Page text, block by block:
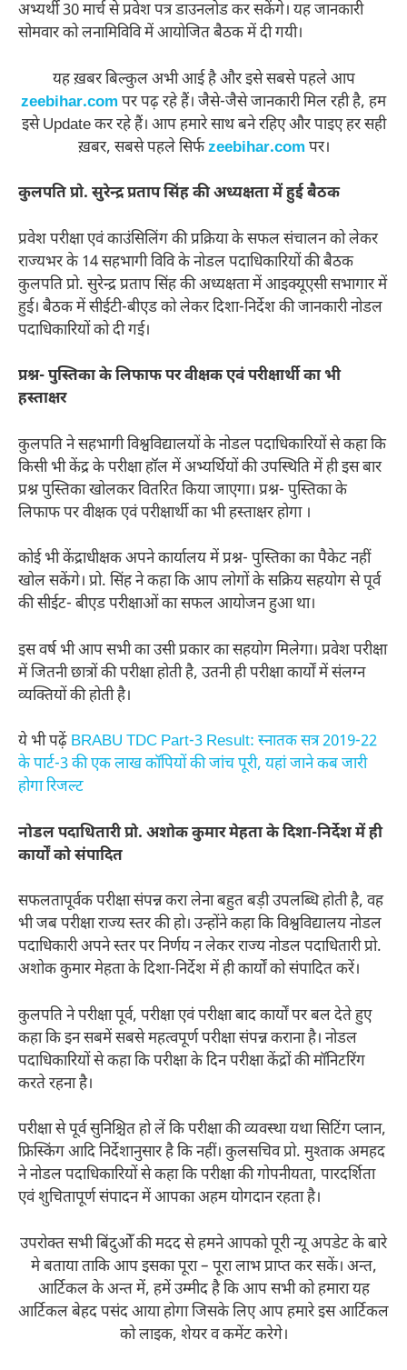
अभ्यर्थी 30 मार्च से प्रवेश पत्र डाउनलोड कर सकेंगे। यह जानकारी
सोमवार को लनामिविवि में आयोजित बैठक में दी गयी।
यह ख़बर बिल्कुल अभी आई है और इसे सबसे पहले आप
zeebihar.com पर पढ़ रहे हैं। जैसे-जैसे जानकारी मिल रही है, हम
इसे Update कर रहे हैं। आप हमारे साथ बने रहिए और पाइए हर सही
ख़बर, सबसे पहले सिर्फzeebihar.com पर।
कुलपति प्रो. सुरेन्द्र प्रताप सिंह की अध्यक्षता में हुई बैठक
प्रवेश परीक्षा एवं काउंसिलिंग की प्रक्रिया के सफल संचालन को लेकर
राज्यभर के 14 सहभागी विवि के नोडल पदाधिकारियों की बैठक
कुलपति प्रो. सुरेन्द्र प्रताप सिंह की अध्यक्षता में आइक्यूएसी सभागार में
हुई। बैठक में सीईटी-बीएड को लेकर दिशा-निर्देश की जानकारी नोडल
पदाधिकारियों को दी गई।
प्रश्न- पुस्तिका के लिफाफ पर वीक्षक एवं परीक्षार्थी का भी
हस्ताक्षर
कुलपति ने सहभागी विश्वविद्यालयों के नोडल पदाधिकारियों से कहा कि
किसी भी केंद्र के परीक्षा हॉल में अभ्यर्थियों की उपस्थिति में ही इस बार
प्रश्न पुस्तिका खोलकर वितरित किया जाएगा। प्रश्न- पुस्तिका के
लिफाफ पर वीक्षक एवं परीक्षार्थी का भी हस्ताक्षर होगा ।
कोई भी केंद्राधीक्षक अपने कार्यालय में प्रश्न- पुस्तिका का पैकेट नहीं
खोल सकेंगे। प्रो. सिंह ने कहा कि आप लोगों के सक्रिय सहयोग से पूर्व
की सीईट- बीएड परीक्षाओं का सफल आयोजन हुआ था।
इस वर्ष भी आप सभी का उसी प्रकार का सहयोग मिलेगा। प्रवेश परीक्षा
में जितनी छात्रों की परीक्षा होती है, उतनी ही परीक्षा कार्यों में संलग्न
व्यक्तियों की होती है।
ये भी पढ़ें BRABU TDC Part-3 Result: स्नातक सत्र 2019-22
के पार्ट-3 की एक लाख कॉपियों की जांच पूरी, यहां जाने कब जारी
होगा रिजल्ट
नोडल पदाधितारी प्रो. अशोक कुमार मेहता के दिशा-निर्देश में ही
कार्यों को संपादित
सफलतापूर्वक परीक्षा संपन्न करा लेना बहुत बड़ी उपलब्धि होती है, वह
भी जब परीक्षा राज्य स्तर की हो। उन्होंने कहा कि विश्वविद्यालय नोडल
पदाधिकारी अपने स्तर पर निर्णय न लेकर राज्य नोडल पदाधितारी प्रो.
अशोक कुमार मेहता के दिशा-निर्देश में ही कार्यों को संपादित करें।
कुलपति ने परीक्षा पूर्व, परीक्षा एवं परीक्षा बाद कार्यों पर बल देते हुए
कहा कि इन सबमें सबसे महत्वपूर्ण परीक्षा संपन्न कराना है। नोडल
पदाधिकारियों से कहा कि परीक्षा के दिन परीक्षा केंद्रों की मॉनिटरिंग
करते रहना है।
परीक्षा से पूर्व सुनिश्चित हो लें कि परीक्षा की व्यवस्था यथा सिटिंग प्लान,
फ्रिस्किंग आदि निर्देशानुसार है कि नहीं। कुलसचिव प्रो. मुश्ताक अमहद
ने नोडल पदाधिकारियों से कहा कि परीक्षा की गोपनीयता, पारदर्शिता
एवं शुचितापूर्ण संपादन में आपका अहम योगदान रहता है।
उपरोक्त सभी बिंदुओँ की मदद से हमने आपको पूरी न्यू अपडेट के बारे
मे बताया ताकि आप इसका पूरा – पूरा लाभ प्राप्त कर सकें। अन्त,
आर्टिकल के अन्त में, हमें उम्मीद है कि आप सभी को हमारा यह
आर्टिकल बेहद पसंद आया होगा जिसके लिए आप हमारे इस आर्टिकल
को लाइक, शेयर व कमेंट करेगे।